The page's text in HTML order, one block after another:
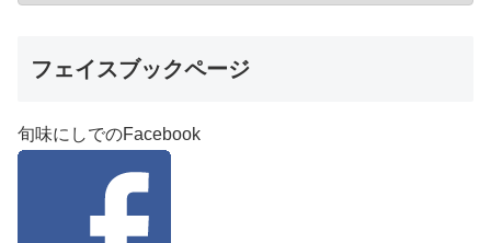
フェイスブックページ
旬味にしでのFacebook